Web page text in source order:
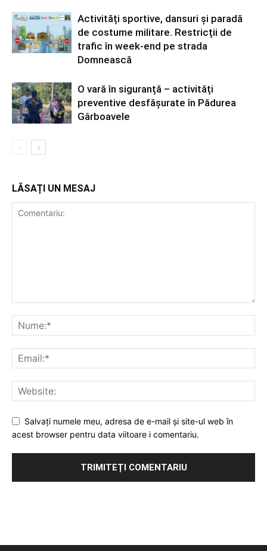
Activități sportive, dansuri și paradă
de costume militare. Restricții de
trafic în week-end pe strada
Domnească
O vară în siguranță – activități
preventive desfășurate în Pădurea
Gârboavele
LĂSAȚI UN MESAJ
Salvați numele meu, adresa de e-mail și site-ul web în
acest browser pentru data viitoare i comentariu.